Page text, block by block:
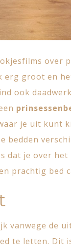
over
erg groot en
ook
je uit kunt
bedden
dat je over het
prachtig bed
vanwege de
te letten. Dit